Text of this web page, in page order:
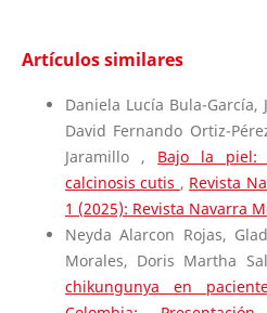
Artículos similares
Daniela Lucía Bula-García,
David Fernando Ortiz-
Jaramillo , Bajo la
calcinosis cutis , Revista
1 (2025): Revista Navarra
Neyda Alarcon Rojas,
Morales, Doris Martha
chikungunya en